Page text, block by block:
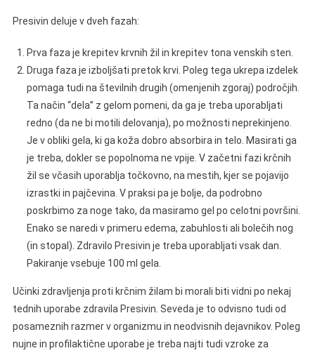
Presivin deluje v dveh fazah:
Prva faza je krepitev krvnih žil in krepitev tona venskih sten.
Druga faza je izboljšati pretok krvi. Poleg tega ukrepa izdelek
pomaga tudi na številnih drugih (omenjenih zgoraj) področjih.
Ta način “dela” z gelom pomeni, da ga je treba uporabljati
redno (da ne bi motili delovanja), po možnosti neprekinjeno.
Je v obliki gela, ki ga koža dobro absorbira in telo. Masirati ga
je treba, dokler se popolnoma ne vpije. V začetni fazi krčnih
žil se včasih uporablja točkovno, na mestih, kjer se pojavijo
izrastki in pajčevina. V praksi pa je bolje, da podrobno
poskrbimo za noge tako, da masiramo gel po celotni površini.
Enako se naredi v primeru edema, zabuhlosti ali bolečih nog
(in stopal). Zdravilo Presivin je treba uporabljati vsak dan.
Pakiranje vsebuje 100 ml gela.
Učinki zdravljenja proti krčnim žilam bi morali biti vidni po nekaj
tednih uporabe zdravila Presivin. Seveda je to odvisno tudi od
posameznih razmer v organizmu in neodvisnih dejavnikov. Poleg
nujne in profilaktične uporabe je treba najti tudi vzroke za